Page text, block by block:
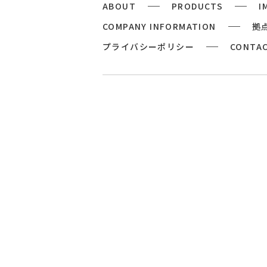
ABOUT PRODUCTS
COMPANY INFORMATION
拠
プライバシーポリシー